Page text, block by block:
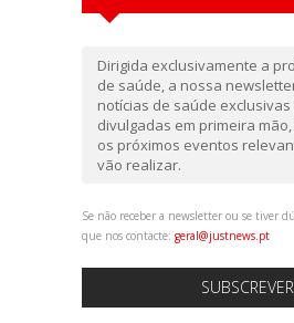
Dirigida exclusivamente a
de saúde, a nossa
notícias de saúde exclusivas
divulgadas em primeira
os próximos eventos
vão realizar.
Se não receber a newsletter ou se tiver
que nos contacte: geral@justnews.pt
SUBSCREVER